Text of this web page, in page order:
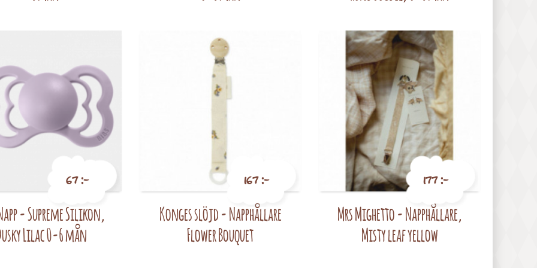
Pris
67 :-
- Supreme Silikon,
Lilac 0-6 mån
Pris
167 :-
Konges slöjd - Napphållare
Flower Bouquet
Pris
177 :-
Mrs Mighetto - Napphållare,
Misty leaf yellow